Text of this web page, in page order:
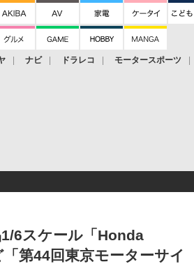
ナビ ドラレコ モータースポーツ
6スケール「Honda
第44回東京モーターサイ